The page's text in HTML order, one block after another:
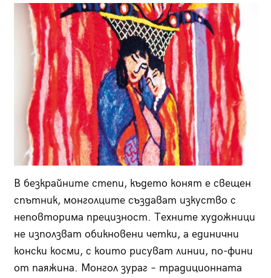
В безкрайните степи, където конят е свещен
спътник, монголците създават изкуство с
неповторима прецизност. Техните художници
не използват обикновени четки, а единични
конски косми, с които рисуват линии, по-фини
от паяжина. Монгол зураг – традиционната